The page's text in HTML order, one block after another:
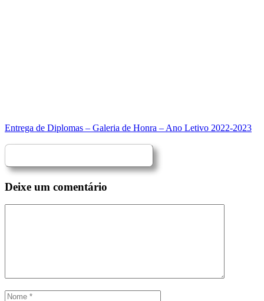
Entrega de Diplomas – Galeria de Honra – Ano Letivo 2022-2023
Deixe um comentário
Nome